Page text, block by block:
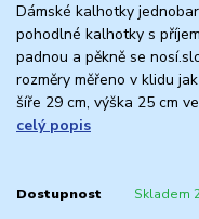
Dámské kalhotky
pohodlné kalhotky s
padnou a pěkně se
rozměry měřeno v klidu
šíře 29 cm, výška 25 cm
celý popis
Dostupnost Skladem